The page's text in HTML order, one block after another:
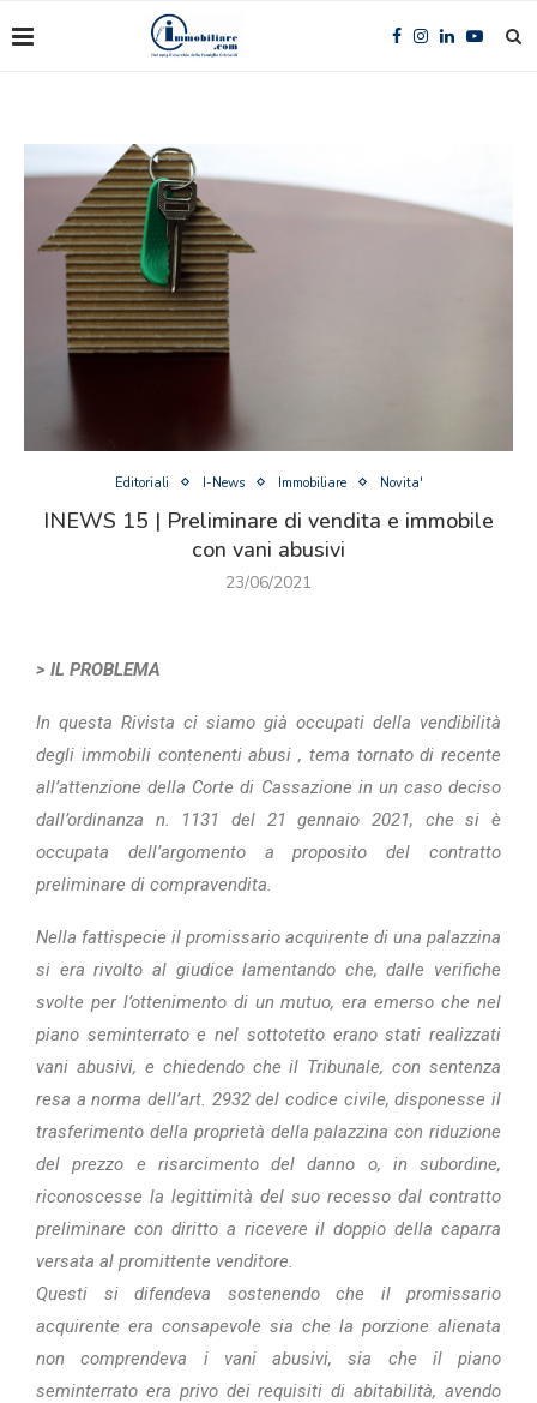
Editoriali I-News Immobiliare Novita'
INEWS 15 | Preliminare di vendita e immobile
con vani abusivi
23/06/2021
> IL PROBLEMA
In questa Rivista ci siamo già occupati della vendibilità
degli immobili contenenti abusi , tema tornato di recente
all’attenzione della Corte di Cassazione in un caso deciso
dall’ordinanza n. 1131 del 21 gennaio 2021, che si è
occupata dell’argomento a proposito del contratto
preliminare di compravendita.
Nella fattispecie il promissario acquirente di una palazzina
si era rivolto al giudice lamentando che, dalle verifiche
svolte per l’ottenimento di un mutuo, era emerso che nel
piano seminterrato e nel sottotetto erano stati realizzati
vani abusivi, e chiedendo che il Tribunale, con sentenza
resa a norma dell’art. 2932 del codice civile, disponesse il
trasferimento della proprietà della palazzina con riduzione
del prezzo e risarcimento del danno o, in subordine,
riconoscesse la legittimità del suo recesso dal contratto
preliminare con diritto a ricevere il doppio della caparra
versata al promittente venditore.
Questi si difendeva sostenendo che il promissario
acquirente era consapevole sia che la porzione alienata
non comprendeva i vani abusivi, sia che il piano
seminterrato era privo dei requisiti di abitabilità, avendo